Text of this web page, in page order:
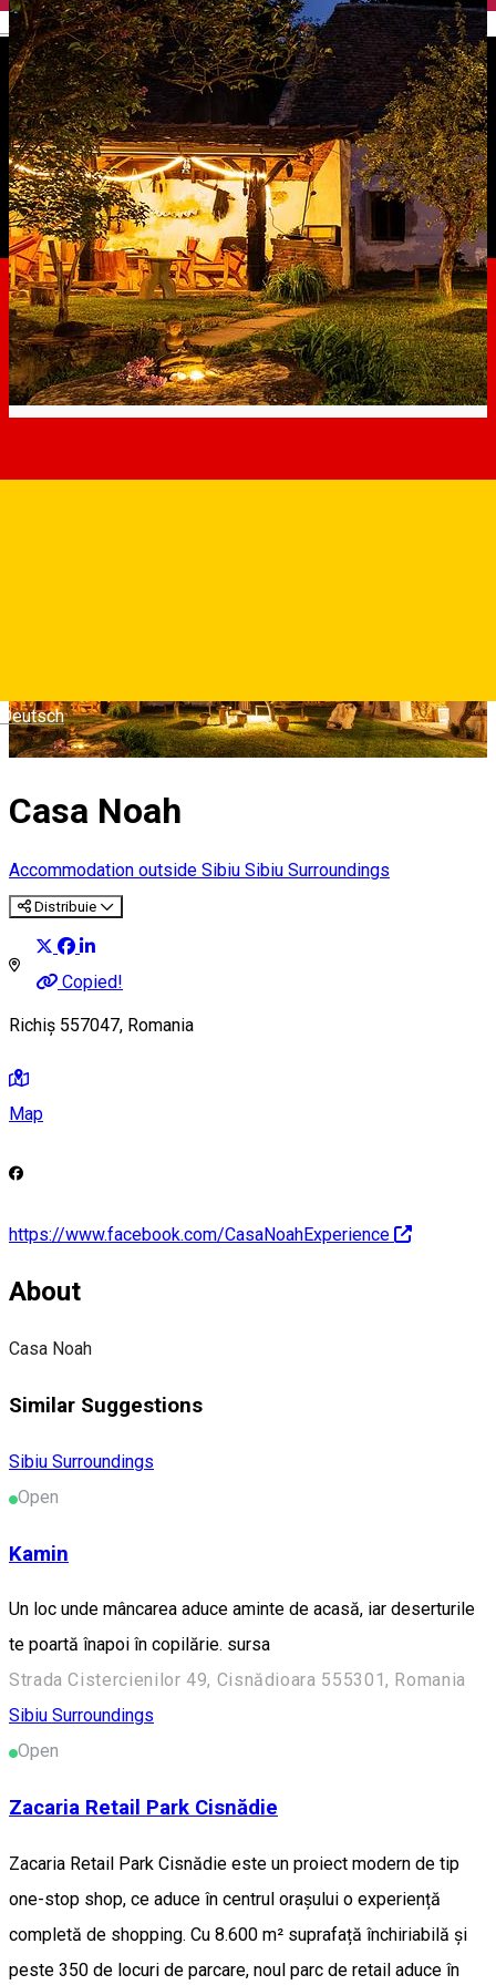
English
Deutsch
Casa Noah
Accommodation outside Sibiu Sibiu Surroundings
Distribuie
Copied!
Richiș 557047, Romania
Map
https://www.facebook.com/CasaNoahExperience
About
Casa Noah
Similar Suggestions
Sibiu Surroundings
Open
Kamin
Un loc unde mâncarea aduce aminte de acasă, iar deserturile
te poartă înapoi în copilărie. sursa
Strada Cistercienilor 49, Cisnădioara 555301, Romania
Sibiu Surroundings
Open
Zacaria Retail Park Cisnădie
Zacaria Retail Park Cisnădie este un proiect modern de tip
one-stop shop, ce aduce în centrul orașului o experiență
completă de shopping. Cu 8.600 m² suprafață închiriabilă și
peste 350 de locuri de parcare, noul parc de retail aduce în